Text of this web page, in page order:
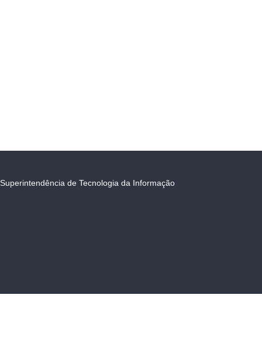
Superintendência de Tecnologia da Informação